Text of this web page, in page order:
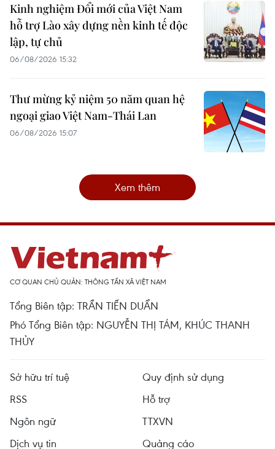
Kinh nghiệm Đổi mới của Việt Nam
hỗ trợ Lào xây dựng nền kinh tế độc
lập, tự chủ
06/08/2026 15:32
Thư mừng kỷ niệm 50 năm quan hệ
ngoại giao Việt Nam-Thái Lan
06/08/2026 15:07
Xem thêm
CƠ QUAN CHỦ QUẢN: THÔNG TẤN XÃ VIỆT NAM
Tổng Biên tập: TRẦN TIẾN DUẨN
Phó Tổng Biên tập: NGUYỄN THỊ TÁM, KHÚC THANH
THỦY
Sở hữu trí tuệ
Quy định sử dụng
RSS
Hỗ trợ
Ngôn ngữ
TTXVN
Dịch vụ tin
Quảng cáo